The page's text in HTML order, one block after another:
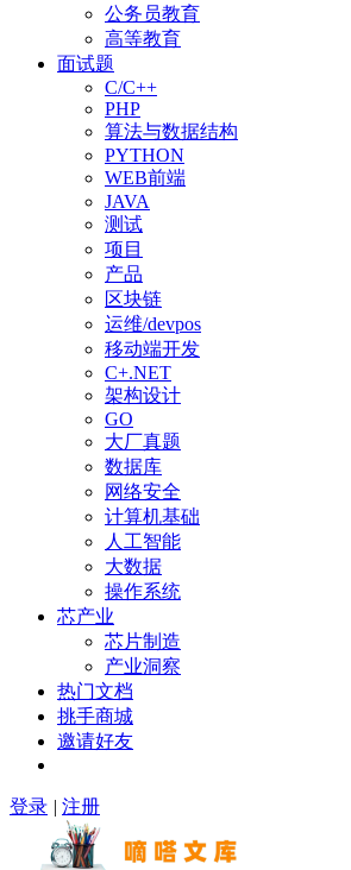
公务员教育
高等教育
面试题
C/C++
PHP
算法与数据结构
PYTHON
WEB前端
JAVA
测试
项目
产品
区块链
运维/devpos
移动端开发
C+.NET
架构设计
GO
大厂真题
数据库
网络安全
计算机基础
人工智能
大数据
操作系统
芯产业
芯片制造
产业洞察
热门文档
挑手商城
邀请好友
登录 | 注册